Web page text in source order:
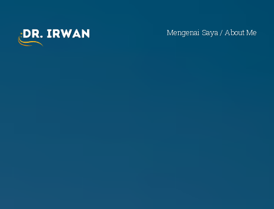
Mengenai Saya / About Me